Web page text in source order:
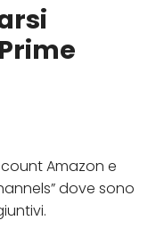
Amazon e
dove sono